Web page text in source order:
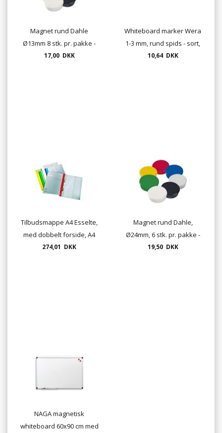
Magnet rund Dahle
Ø13mm 8 stk. pr. pakke -
vælg farve
17,00 DKK
Whiteboard marker Wera
1-3 mm, rund spids - sort,
rød, blå, grøn
10,64 DKK
Tilbudsmappe A4 Esselte,
med dobbelt forside, A4
274,01 DKK
Magnet rund Dahle,
Ø24mm, 6 stk. pr. pakke -
vælg farve
19,50 DKK
NAGA magnetisk
whiteboard 60x90 cm med